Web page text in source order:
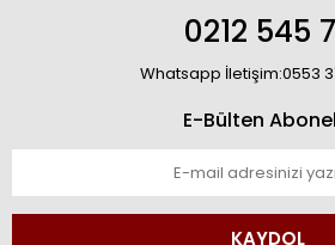
0212 545
Whatsapp İletişim:0553
E-Bülten
KAYDOL